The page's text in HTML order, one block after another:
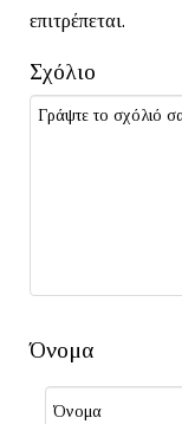
επιτρέπεται.
Σχόλιο
Όνομα